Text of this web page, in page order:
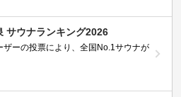
サウナランキング2026
ザーの投票により、全国No.1サウナが